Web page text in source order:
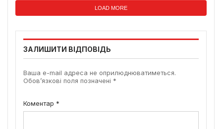
LOAD MORE
ЗАЛИШИТИ ВІДПОВІДЬ
Ваша e-mail адреса не оприлюднюватиметься.
Обов’язкові поля позначені *
Коментар *